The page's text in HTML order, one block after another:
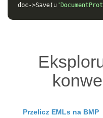
doc->Save( u
Przelicz EMLs na BMP